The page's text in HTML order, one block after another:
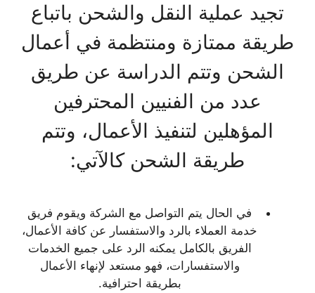
تجيد عملية النقل والشحن باتباع
طريقة ممتازة ومنتظمة في أعمال
الشحن وتتم الدراسة عن طريق
عدد من الفنيين المحترفين
المؤهلين لتنفيذ الأعمال، وتتم
طريقة الشحن كالآتي:
في الحال يتم التواصل مع الشركة ويقوم فريق
خدمة العملاء بالرد والاستفسار عن كافة الأعمال،
الفريق بالكامل يمكنه الرد على جميع الخدمات
والاستفسارات، فهو مستعد لإنهاء الأعمال
بطريقة احترافية.